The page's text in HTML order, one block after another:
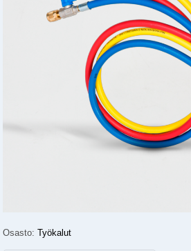
Osasto:Työkalut